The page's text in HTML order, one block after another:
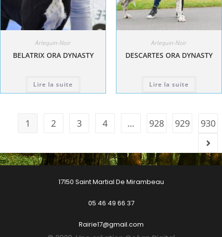
Arlequin-Noir
BELATRIX ORA DYNASTY
Lire la suite
Arlequin-Noir
DESCARTES ORA DYNASTY
Lire la suite
1 2 3 4 … 928 929 930
17150 Saint Martial De Mirambeau
05 46 49 66 37
Rairie17@gmail.com